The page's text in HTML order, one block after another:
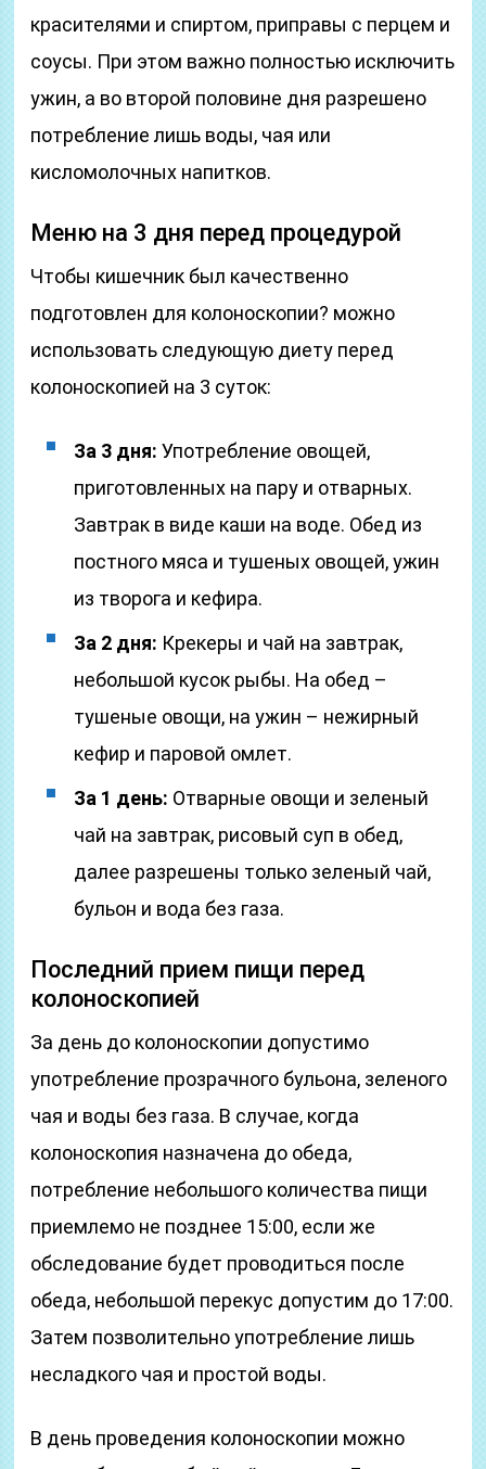
красителями и спиртом, приправы с перцем и
соусы. При этом важно полностью исключить
ужин, а во второй половине дня разрешено
потребление лишь воды, чая или
кисломолочных напитков.
Меню на 3 дня перед процедурой
Чтобы кишечник был качественно
подготовлен для колоноскопии? можно
использовать следующую диету перед
колоноскопией на 3 суток:
За 3 дня: Употребление овощей,
приготовленных на пару и отварных.
Завтрак в виде каши на воде. Обед из
постного мяса и тушеных овощей, ужин
из творога и кефира.
За 2 дня: Крекеры и чай на завтрак,
небольшой кусок рыбы. На обед –
тушеные овощи, на ужин – нежирный
кефир и паровой омлет.
За 1 день: Отварные овощи и зеленый
чай на завтрак, рисовый суп в обед,
далее разрешены только зеленый чай,
бульон и вода без газа.
Последний прием пищи перед
колоноскопией
За день до колоноскопии допустимо
употребление прозрачного бульона, зеленого
чая и воды без газа. В случае, когда
колоноскопия назначена до обеда,
потребление небольшого количества пищи
приемлемо не позднее 15:00, если же
обследование будет проводиться после
обеда, небольшой перекус допустим до 17:00.
Затем позволительно употребление лишь
несладкого чая и простой воды.
В день проведения колоноскопии можно